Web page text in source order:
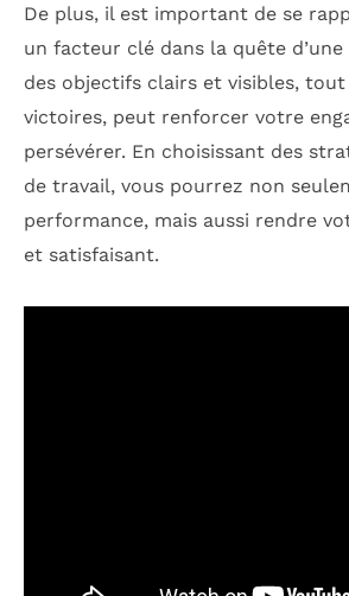
De plus, il est important de se
un facteur clé dans la quête
des objectifs clairs et visibles,
victoires, peut renforcer votre
persévérer. En choisissant des
de travail, vous pourrez non
performance, mais aussi rendre
et satisfaisant.